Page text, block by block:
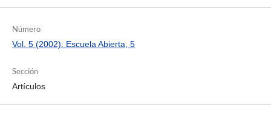
Número
Vol. 5 (2002): Escuela Abierta, 5
Sección
Artículos